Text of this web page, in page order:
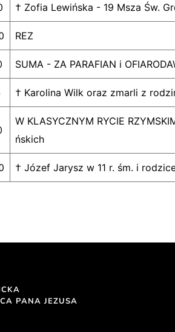
† Zofia Lewińska - 19 Msza Św.
REZ
SUMA - ZA PARAFIAN i
† Karolina Wilk oraz zmarli z
W KLASYCZNYM RYCIE
ńskich
† Józef Jarysz w 11 r. śm. i
PANA JEZUSA